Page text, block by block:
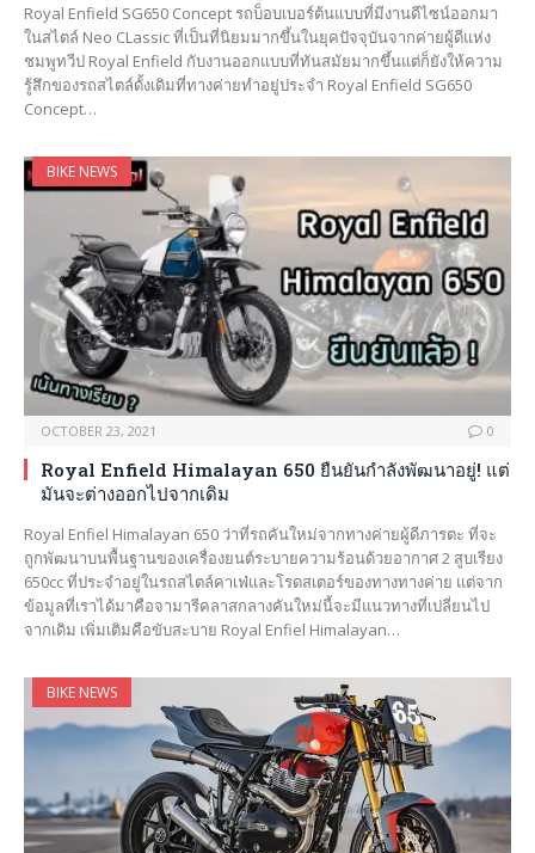
Royal Enfield SG650 Concept รถบ็อบเบอร์ต้นแบบที่มีงานดีไซน์ออกมา
ในสไตล์ Neo CLassic ที่เป็นที่นิยมมากขึ้นในยุคปัจจุบันจากค่ายผู้ดีแห่ง
ชมพูทวีป Royal Enfield กับงานออกแบบที่ทันสมัยมากขึ้นแต่ก็ยังให้ความ
รู้สึกของรถสไตล์ดั้งเดิมที่ทางค่ายทำอยู่ประจำ Royal Enfield SG650
Concept…
BIKE NEWS
OCTOBER 23, 2021 0
Royal Enfield Himalayan 650 ยืนยันกำลังพัฒนาอยู่! แต่
มันจะต่างออกไปจากเดิม
Royal Enfiel Himalayan 650 ว่าที่รถคันใหม่จากทางค่ายผู้ดีภารตะ ที่จะ
ถูกพัฒนาบนพื้นฐานของเครื่องยนต์ระบายความร้อนด้วยอากาศ 2 สูบเรียง
650cc ที่ประจำอยู่ในรถสไตล์คาเฟ่และโรดสเตอร์ของทางทางค่าย แต่จาก
ข้อมูลที่เราได้มาคือจามารีคลาสกลางคันใหม่นี้จะมีแนวทางที่เปลี่ยนไป
จากเดิม เพิ่มเติมคือขับสะบาย Royal Enfiel Himalayan…
BIKE NEWS